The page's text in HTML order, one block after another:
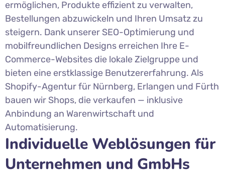
ermöglichen, Produkte effizient zu verwalten,
Bestellungen abzuwickeln und Ihren Umsatz zu
steigern. Dank unserer SEO-Optimierung und
mobilfreundlichen Designs erreichen Ihre E-
Commerce-Websites die lokale Zielgruppe und
bieten eine erstklassige Benutzererfahrung. Als
Shopify-Agentur für Nürnberg, Erlangen und Fürth
bauen wir Shops, die verkaufen — inklusive
Anbindung an Warenwirtschaft und
Automatisierung.
Individuelle Weblösungen für
Unternehmen und GmbHs